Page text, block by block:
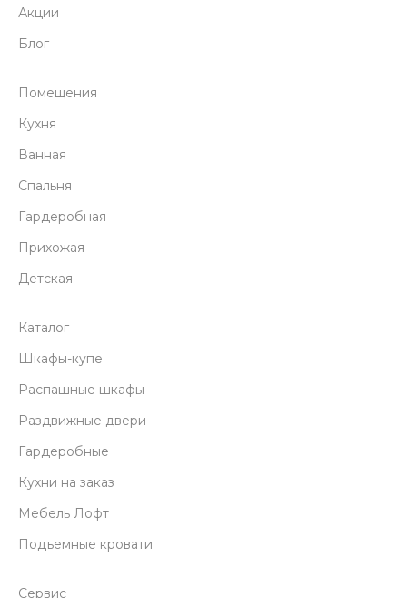
Акции
Блог
Помещения
Кухня
Ванная
Спальня
Гардеробная
Прихожая
Детская
Каталог
Шкафы-купе
Распашные шкафы
Раздвижные двери
Гардеробные
Кухни на заказ
Мебель Лофт
Подъемные кровати
Сервис